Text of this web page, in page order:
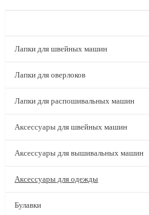
Лапки для швейных машин
Лапки для оверлоков
Лапки для распошивальных машин
Аксессуары для швейных машин
Аксессуары для вышивальных машин
Аксессуары для одежды
Булавки